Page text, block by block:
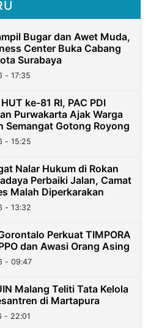
Bugar dan Awet Muda,
Center Buka Cabang
Surabaya
- 17:35
ke-81 RI, PAC PDI
Purwakarta Ajak Warga
Semangat Gotong Royong
- 15:25
Nalar Hukum di Rokan
Perbaiki Jalan, Camat
Malah Diperkarakan
- 13:32
Perkuat TIMPORA
dan Awasi Orang Asing
- 09:47
Malang Teliti Tata Kelola
di Martapura
- 22:01